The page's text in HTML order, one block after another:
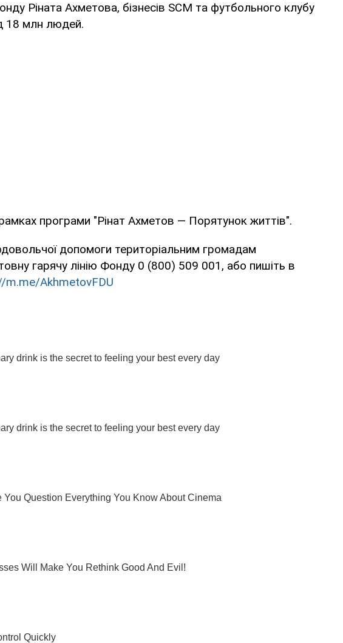
Ріната Ахметова, бізнесів SCM та футбольного клубу
18 млн людей.
програми "Рінат Ахметов — Порятунок життів".
допомоги територіальним громадам
гарячу лінію Фонду 0 (800) 509 001, або пишіть в
m.me/AkhmetovFDU